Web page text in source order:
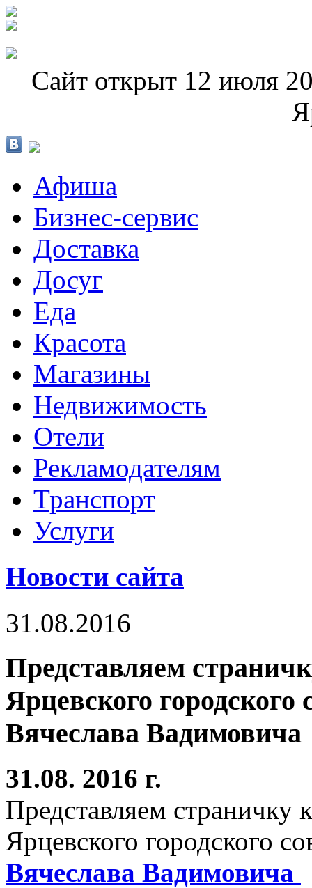
Сайт открыт 12 июля
Афиша
Бизнес-сервис
Доставка
Досуг
Еда
Красота
Магазины
Недвижимость
Отели
Рекламодателям
Транспорт
Услуги
Новости сайта
31.08.2016
Представляем
Ярцевского
Вячеслава Вадимовича
31.08. 2016 г.
Представляем страничку
Ярцевского городского
Вячеслава Вадимовича